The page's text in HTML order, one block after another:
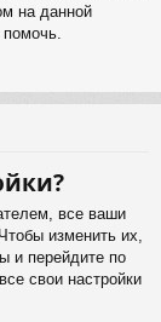
на данной
все ваши
изменить их,
и перейдите по
свои настройки